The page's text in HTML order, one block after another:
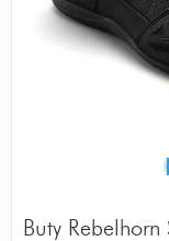
Buty Rebelhorn